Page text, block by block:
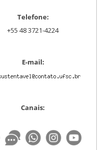
Telefone:
+55 48 3721-4224
E-mail:
Canais: